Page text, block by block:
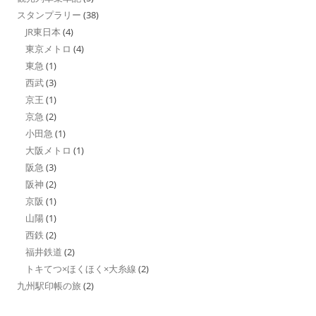
スタンプラリー (38)
JR東日本 (4)
東京メトロ (4)
東急 (1)
西武(3)
京王 (1)
京急 (2)
小田急 (1)
大阪メトロ (1)
阪急 (3)
阪神 (2)
京阪 (1)
山陽 (1)
西鉄 (2)
福井鉄道 (2)
トキてつ×ほくほく×大糸線 (2)
九州駅印帳の旅 (2)